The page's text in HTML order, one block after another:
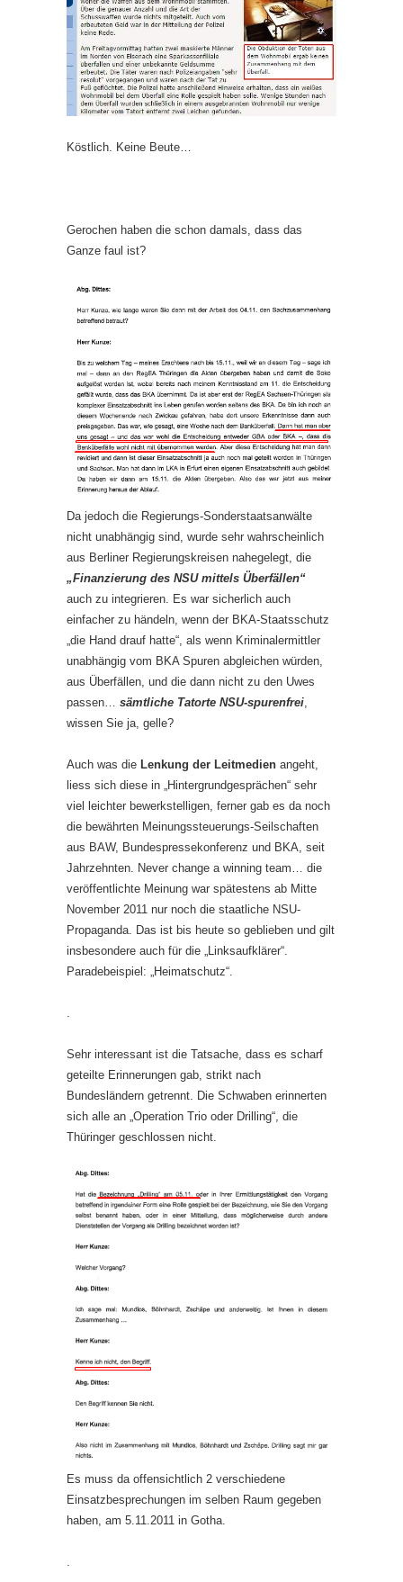
Köstlich. Keine Beute…
Gerochen haben die schon damals, dass das
Ganze faul ist?
Da jedoch die Regierungs-Sonderstaatsanwälte
nicht unabhängig sind, wurde sehr wahrscheinlich
aus Berliner Regierungskreisen nahegelegt, die
„Finanzierung des NSU mittels Überfällen“
auch zu integrieren. Es war sicherlich auch
einfacher zu händeln, wenn der BKA-Staatsschutz
„die Hand drauf hatte“, als wenn Kriminalermittler
unabhängig vom BKA Spuren abgleichen würden,
aus Überfällen, und die dann nicht zu den Uwes
passen… sämtliche Tatorte NSU-spurenfrei,
wissen Sie ja, gelle?
Auch was die Lenkung der Leitmedien angeht,
liess sich diese in „Hintergrundgesprächen“ sehr
viel leichter bewerkstelligen, ferner gab es da noch
die bewährten Meinungssteuerungs-Seilschaften
aus BAW, Bundespressekonferenz und BKA, seit
Jahrzehnten. Never change a winning team… die
veröffentlichte Meinung war spätestens ab Mitte
November 2011 nur noch die staatliche NSU-
Propaganda. Das ist bis heute so geblieben und gilt
insbesondere auch für die „Linksaufklärer“.
Paradebeispiel: „Heimatschutz“.
.
Sehr interessant ist die Tatsache, dass es scharf
geteilte Erinnerungen gab, strikt nach
Bundesländern getrennt. Die Schwaben erinnerten
sich alle an „Operation Trio oder Drilling“, die
Thüringer geschlossen nicht.
Es muss da offensichtlich 2 verschiedene
Einsatzbesprechungen im selben Raum gegeben
haben, am 5.11.2011 in Gotha.
.